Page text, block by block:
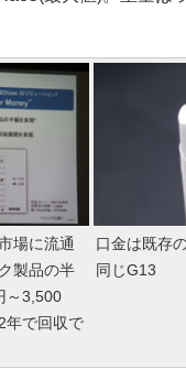
場に流通
製品の半
～3,500
年で回収で
口金は既存
同じG13